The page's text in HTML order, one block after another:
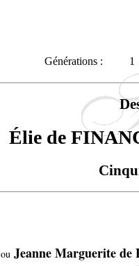
Générations : 1
Élie de
ou Jeanne Marguerite